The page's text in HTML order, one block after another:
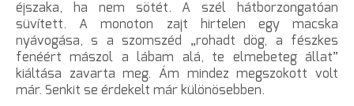
éjszaka, ha nem sötét. A szél hátborzongatóan
süvített. A monoton zajt hirtelen egy macska
nyávogása, s a szomszéd „rohadt dög, a fészkes
fenéért mászol a lábam alá, te elmebeteg állat”
kiáltása zavarta meg. Ám mindez megszokott volt
már. Senkit se érdekelt már különösebben.